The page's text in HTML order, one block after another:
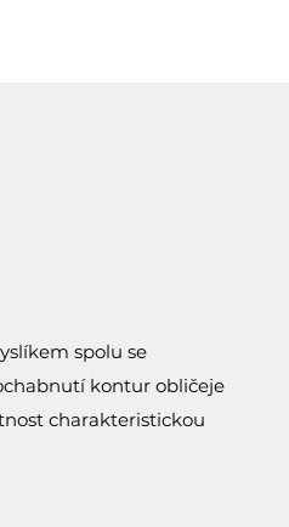
spolu se
kontur obličeje
charakteristickou